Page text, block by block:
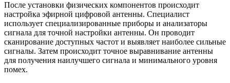
После установки физических компонентов происходит
настройка эфирной цифровой антенны. Специалист
использует специализированные приборы и анализаторы
сигнала для точной настройки антенны. Он проводит
сканирование доступных частот и выявляет наиболее сильные
сигналы. Затем происходит точное выравнивание антенны
для получения наилучшего сигнала и минимального уровня
помех.